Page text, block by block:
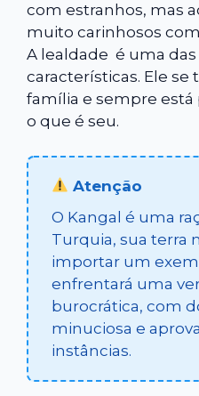
com estranhos, mas
muito carinhosos
A lealdade é uma
características. Ele se
família e sempre
o que é seu.
Atenção
O Kangal é uma
Turquia, sua terra
importar um
enfrentará uma
burocrática, com
minuciosa e
instâncias.